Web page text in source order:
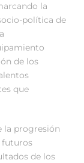
la
política de
de los
que
la progresión
futuros
de los